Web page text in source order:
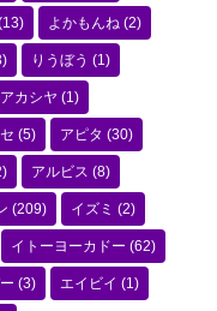
よかもんね (2)
りうぼう (1)
アカシヤ (1)
(5) アピタ (30)
アルビス (8)
(209) イズミ (2)
イトーヨーカドー (62)
(3) エイビイ (1)